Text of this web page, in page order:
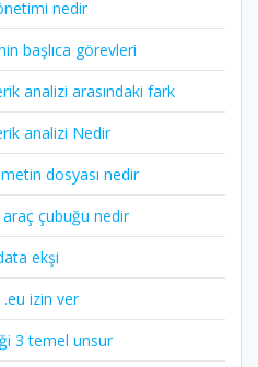
nedir
başlıca görevleri
analizi arasındaki fark
analizi Nedir
dosyası nedir
çubuğu nedir
ekşi
izin ver
3 temel unsur